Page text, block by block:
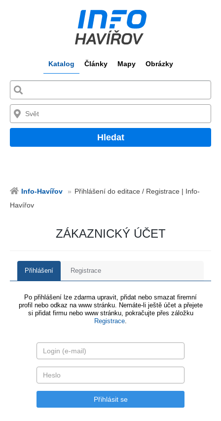
Katalog Články Mapy Obrázky
Hledat
Info-Havířov
Přihlášení do editace / Registrace | Info-
Havířov
ZÁKAZNICKÝ ÚČET
Přihlášení Registrace
Po přihlášení lze zdarma upravit, přidat nebo smazat firemní
profil nebo odkaz na www stránku. Nemáte-li ještě účet a přejete
si přidat firmu nebo www stránku, pokračujte přes záložku
Registrace.